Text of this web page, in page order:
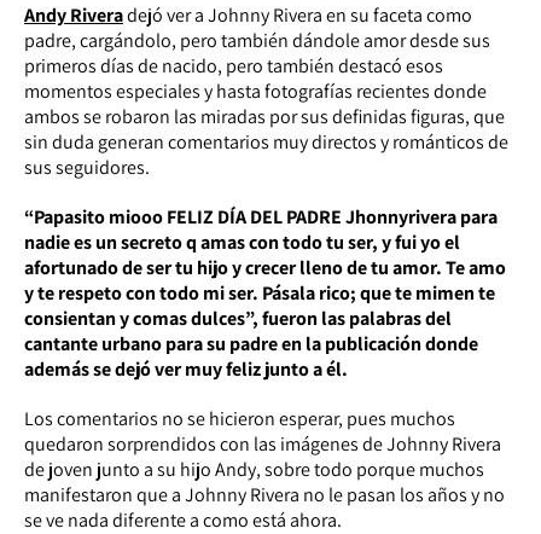
Andy Riveradejó ver a Johnny Rivera en su faceta como
padre, cargándolo, pero también dándole amor desde sus
primeros días de nacido, pero también destacó esos
momentos especiales y hasta fotografías recientes donde
ambos se robaron las miradas por sus definidas figuras, que
sin duda generan comentarios muy directos y románticos de
sus seguidores.
“Papasito miooo FELIZ DÍA DEL PADRE Jhonnyrivera para
nadie es un secreto q amas con todo tu ser, y fui yo el
afortunado de ser tu hijo y crecer lleno de tu amor. Te amo
y te respeto con todo mi ser. Pásala rico; que te mimen te
consientan y comas dulces”, fueron las palabras del
cantante urbano para su padre en la publicación donde
además se dejó ver muy feliz junto a él.
Los comentarios no se hicieron esperar, pues muchos
quedaron sorprendidos con las imágenes de Johnny Rivera
de joven junto a su hijo Andy, sobre todo porque muchos
manifestaron que a Johnny Rivera no le pasan los años y no
se ve nada diferente a como está ahora.